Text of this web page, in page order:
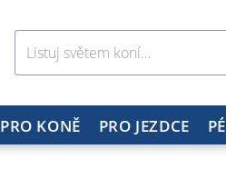
PRO KONĚ PRO JEZDCE